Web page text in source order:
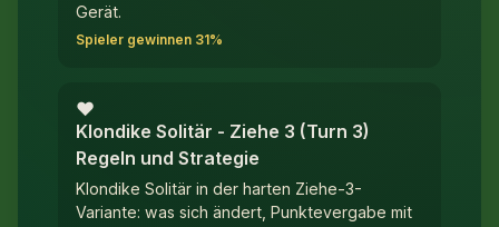
Gerät.
Spieler gewinnen 31%
♥︎
Klondike Solitär - Ziehe 3 (Turn 3)
Regeln und Strategie
Klondike Solitär in der harten Ziehe-3-
Variante: was sich ändert, Punktevergabe mit